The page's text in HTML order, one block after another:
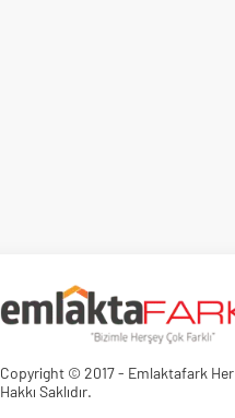
Copyright © 2017 - Emlaktafark Her
Hakkı Saklıdır.